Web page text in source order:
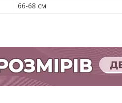
66-68 см